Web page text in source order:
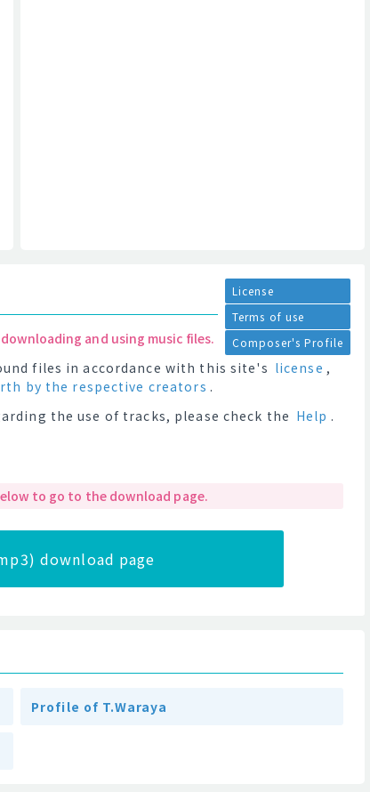
License
Terms of use
Composer's Profile
and using music files.
files in accordance with this site's license ,
by the respective creators .
the use of tracks, please check the Help .
to go to the download page.
download page
Profile of T.Waraya